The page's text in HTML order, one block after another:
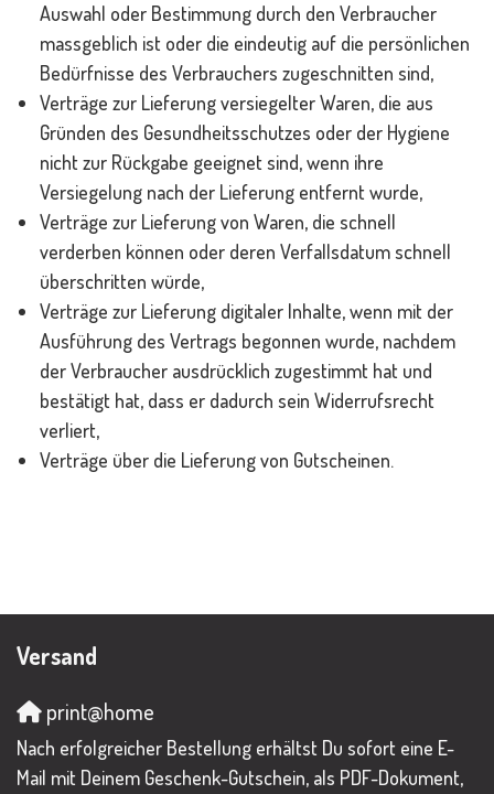
Auswahl oder Bestimmung durch den Verbraucher
massgeblich ist oder die eindeutig auf die persönlichen
Bedürfnisse des Verbrauchers zugeschnitten sind,
Verträge zur Lieferung versiegelter Waren, die aus
Gründen des Gesundheitsschutzes oder der Hygiene
nicht zur Rückgabe geeignet sind, wenn ihre
Versiegelung nach der Lieferung entfernt wurde,
Verträge zur Lieferung von Waren, die schnell
verderben können oder deren Verfallsdatum schnell
überschritten würde,
Verträge zur Lieferung digitaler Inhalte, wenn mit der
Ausführung des Vertrags begonnen wurde, nachdem
der Verbraucher ausdrücklich zugestimmt hat und
bestätigt hat, dass er dadurch sein Widerrufsrecht
verliert,
Verträge über die Lieferung von Gutscheinen.
Versand
print@home
Nach erfolgreicher Bestellung erhältst Du sofort eine E-
Mail mit Deinem Geschenk-Gutschein, als PDF-Dokument,